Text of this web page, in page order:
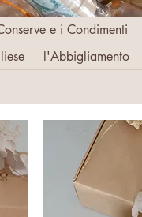
e i Condimenti
l'Abbigliamento